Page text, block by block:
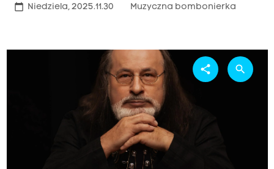
calendar_today Niedziela, 2025.11.30 Muzyczna bombonierka
share search